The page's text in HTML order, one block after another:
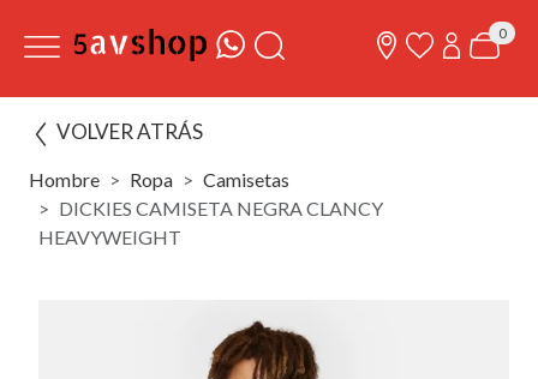
0
VOLVER ATRÁS
Hombre Ropa
Camisetas
DICKIES CAMISETA NEGRA CLANCY
HEAVYWEIGHT